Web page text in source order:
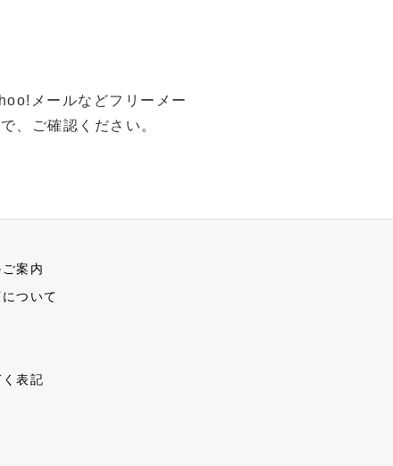
メールなどフリーメー
、ご確認ください。
案内
ついて
表記